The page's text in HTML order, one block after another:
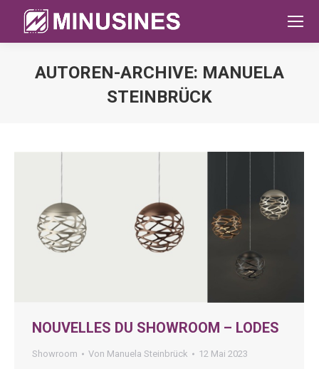
AUTOREN-ARCHIVE: MANUELA
STEINBRÜCK
NOUVELLES DU SHOWROOM – LODES
Showroom Von Manuela Steinbrück 12 Mai 2023